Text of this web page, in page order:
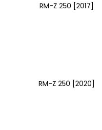
RM-Z 250 [2017]
RM-Z 250 [2020]